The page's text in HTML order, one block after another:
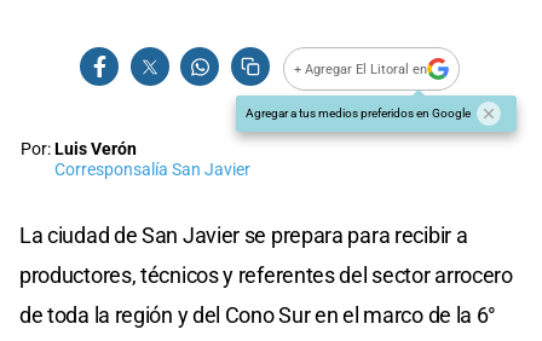
+ Agregar El Litoral en
Agregar a tus medios preferidos en Google
Por:Luis Verón
Corresponsalía San Javier
La ciudad de San Javier se prepara para recibir a
productores, técnicos y referentes del sector arrocero
de toda la región y del Cono Sur en el marco de la 6°